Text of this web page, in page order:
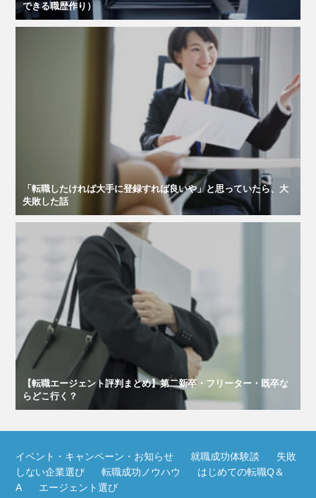
できる職歴作り）
「転職したければ大手に登録すれば良いや」と思っていたら、大
失敗した話
【転職エージェント評判まとめ】第二新卒・フリーター・既卒な
らどこ行く？
イベント・キャンペーン・お知らせ 就職成功体験談
失敗
しない企業選び
転職成功ノウハウ
はじめての転職Q＆
A
エージェント選び